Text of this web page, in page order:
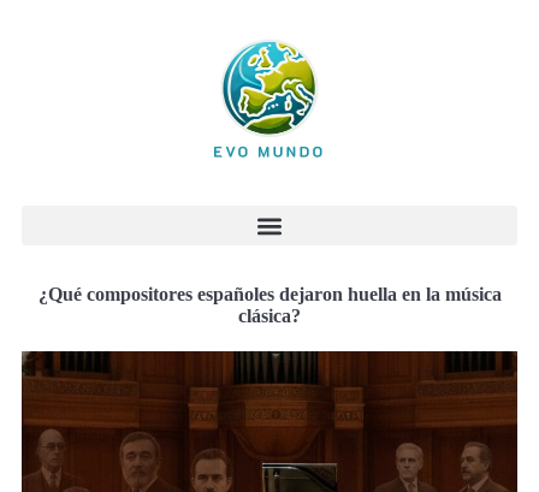
¿Qué compositores españoles dejaron huella en la música
clásica?